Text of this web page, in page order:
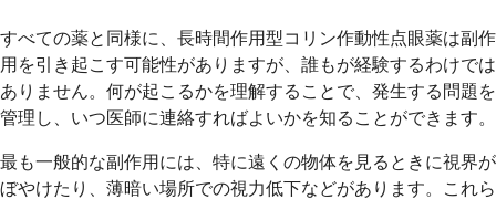
すべての薬と同様に、長時間作用型コリン作動性点眼薬は副作
用を引き起こす可能性がありますが、誰もが経験するわけでは
ありません。何が起こるかを理解することで、発生する問題を
管理し、いつ医師に連絡すればよいかを知ることができます。
最も一般的な副作用には、特に遠くの物体を見るときに視界が
ぼやけたり、薄暗い場所での視力低下などがあります。これら